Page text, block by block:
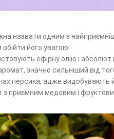
назвати одним з
його увагою.
ефірну олію і
значно сильніший від
персика, адже видобувають
приємним медовим і